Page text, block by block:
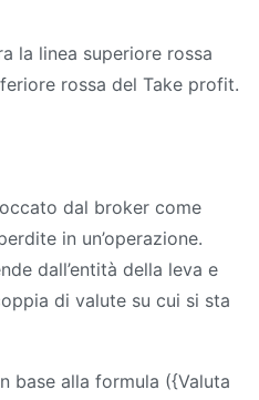
la linea superiore rossa
rossa del Take profit.
dal broker come
in un’operazione.
dall’entità della leva e
di valute su cui si sta
base alla formula ({Valuta